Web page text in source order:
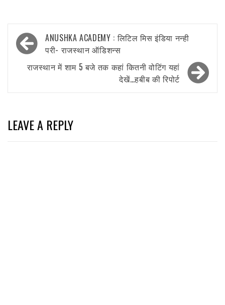
Post
navigation
ANUSHKA ACADEMY : लिटिल मिस इंडिया नन्ही
परी- राजस्थान ऑडिशन्स
राजस्थान में शाम 5 बजे तक कहां कितनी वोटिंग यहां
देखें…हबीब की रिपोर्ट
LEAVE A REPLY